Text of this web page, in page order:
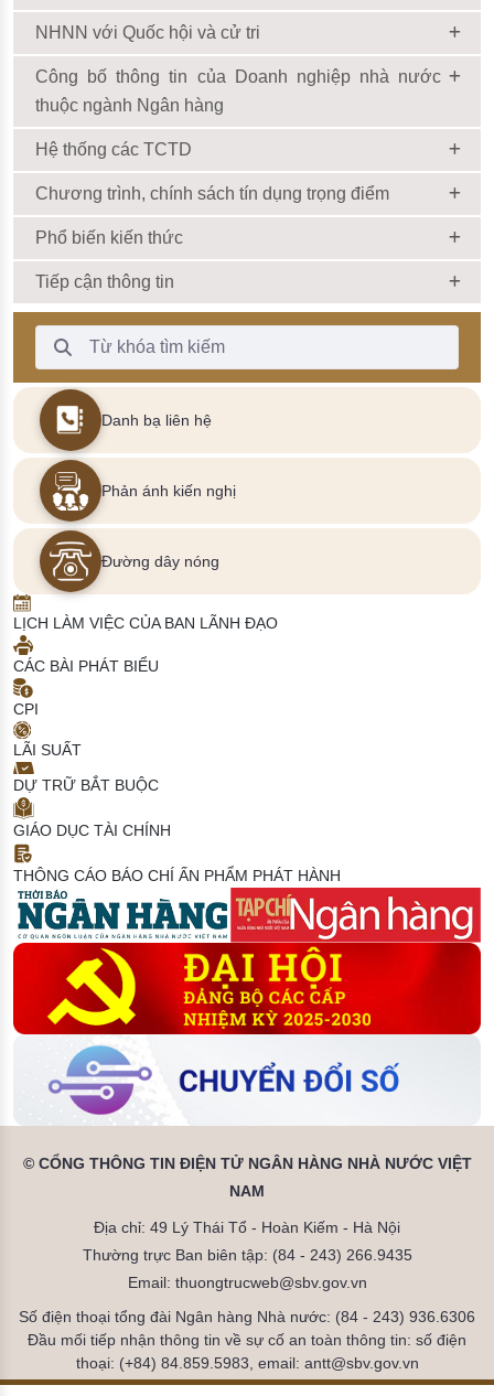
NHNN với Quốc hội và cử tri
Công bố thông tin của Doanh nghiệp nhà nước
thuộc ngành Ngân hàng
Hệ thống các TCTD
Chương trình, chính sách tín dụng trọng điểm
Phổ biến kiến thức
Tiếp cận thông tin
Thanh Tìm kiếm
Danh bạ liên hệ
Phản ánh kiến nghị
Đường dây nóng
LỊCH LÀM VIỆC CỦA BAN LÃNH ĐẠO
CÁC BÀI PHÁT BIỂU
CPI
LÃI SUẤT
DỰ TRỮ BẮT BUỘC
GIÁO DỤC TÀI CHÍNH
THÔNG CÁO BÁO CHÍ ẤN PHẨM PHÁT HÀNH
© CỔNG THÔNG TIN ĐIỆN TỬ NGÂN HÀNG NHÀ NƯỚC VIỆT
NAM
Địa chỉ: 49 Lý Thái Tổ - Hoàn Kiếm - Hà Nội
Thường trực Ban biên tập: (84 - 243) 266.9435
Email: thuongtrucweb@sbv.gov.vn
Số điện thoại tổng đài Ngân hàng Nhà nước: (84 - 243) 936.6306
Đầu mối tiếp nhận thông tin về sự cố an toàn thông tin: số điện
thoại: (+84) 84.859.5983, email: antt@sbv.gov.vn